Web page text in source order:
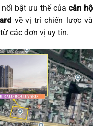
bật ưu thế của căn hộ
về vị trí chiến lược và
các đơn vị uy tín.